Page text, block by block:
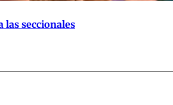
las seccionales